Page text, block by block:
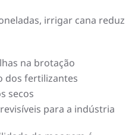
irrigar cana reduz
na brotação
dos fertilizantes
secos
para a indústria